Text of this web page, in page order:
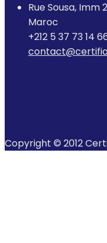
Rue Sousa, Imm
Maroc
+212 5 37 73 14
Copyright © 2012